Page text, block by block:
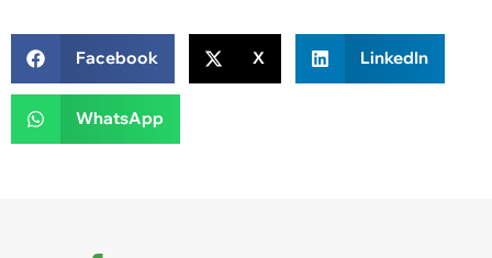
Facebook X LinkedIn
WhatsApp